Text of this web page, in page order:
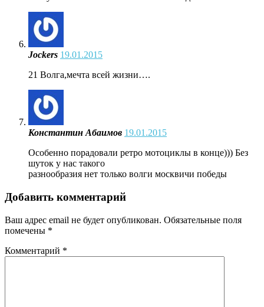
Jockers 19.01.2015
21 Волга,мечта всей жизни….
Константин Абаимов 19.01.2015
Особенно порадовали ретро мотоциклы в конце))) Без
шуток у нас такого
разнообразия нет только волги москвичи победы
Добавить комментарий
Ваш адрес email не будет опубликован. Обязательные поля
помечены *
Комментарий *